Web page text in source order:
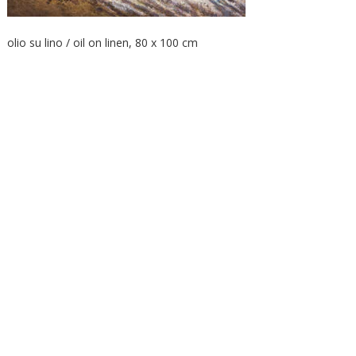
olio su lino / oil on linen, 80 x 100 cm